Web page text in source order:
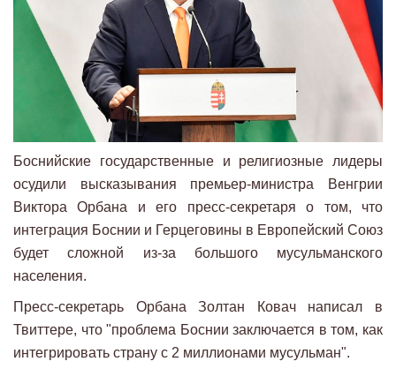
Боснийские государственные и религиозные лидеры
осудили высказывания премьер-министра Венгрии
Виктора Орбана и его пресс-секретаря о том, что
интеграция Боснии и Герцеговины в Европейский Союз
будет сложной из-за большого мусульманского
населения.
Пресс-секретарь Орбана Золтан Ковач написал в
Твиттере, что "проблема Боснии заключается в том, как
интегрировать страну с 2 миллионами мусульман".